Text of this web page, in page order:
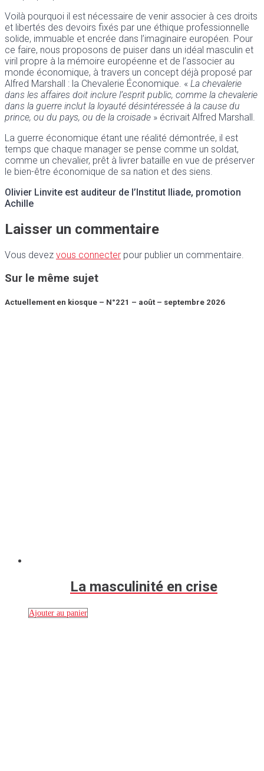
Voilà pourquoi il est nécessaire de venir associer à ces droits
et libertés des devoirs fixés par une éthique professionnelle
solide, immuable et encrée dans l’imaginaire européen. Pour
ce faire, nous proposons de puiser dans un idéal masculin et
viril propre à la mémoire européenne et de l’associer au
monde économique, à travers un concept déjà proposé par
Alfred Marshall : la Chevalerie Économique. « La chevalerie
dans les affaires doit inclure l’esprit public, comme la chevalerie
dans la guerre inclut la loyauté désintéressée à la cause du
prince, ou du pays, ou de la croisade » écrivait Alfred Marshall.
La guerre économique étant une réalité démontrée, il est
temps que chaque manager se pense comme un soldat,
comme un chevalier, prêt à livrer bataille en vue de préserver
le bien-être économique de sa nation et des siens.
Olivier Linvite est auditeur de l’Institut Iliade, promotion
Achille
Laisser un commentaire
Vous devez vous connecter pour publier un commentaire.
Sur le même sujet
Actuellement en kiosque – N°221 – août – septembre 2026
La masculinité en crise
Ajouter au panier